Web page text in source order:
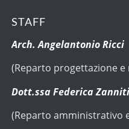
STAFF
Arch. Angelantonio Ricci
(Reparto progettazione e
Dott.ssa Federica Zanniti
(Reparto amministrativo